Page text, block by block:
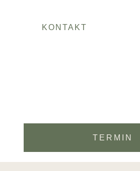
KONTAKT
TERMIN